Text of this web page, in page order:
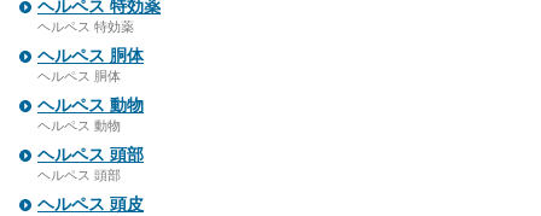
ヘルペス 特効薬
ヘルペス 特効薬
ヘルペス 胴体
ヘルペス 胴体
ヘルペス 動物
ヘルペス 動物
ヘルペス 頭部
ヘルペス 頭部
ヘルペス 頭皮